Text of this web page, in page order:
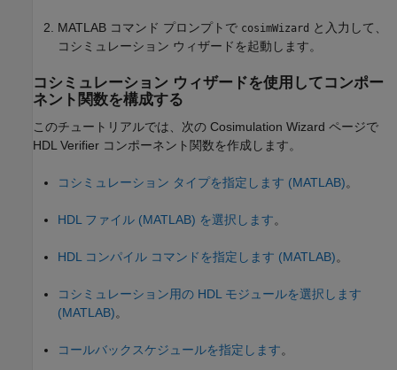
MATLAB コマンド プロンプトで cosimWizard と入力して、
コシミュレーション ウィザードを起動します。
コシミュレーション ウィザードを使用してコンポー
ネント関数を構成する
このチュートリアルでは、次の Cosimulation Wizard ページで
HDL Verifier コンポーネント関数を作成します。
コシミュレーション タイプを指定します (MATLAB)。
HDL ファイル (MATLAB) を選択します。
HDL コンパイル コマンドを指定します (MATLAB)。
コシミュレーション用の HDL モジュールを選択します
(MATLAB)。
コールバックスケジュールを指定します。